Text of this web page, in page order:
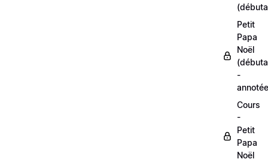
Petit
Papa
Noël
-
Cours
-
Petit
Papa
Noël